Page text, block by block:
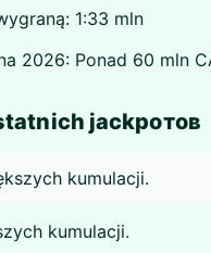
1:33 mln
2026: Ponad 60 mln
jackpотов
kumulacji.
kumulacji.